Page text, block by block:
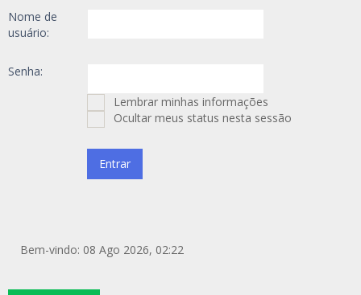
Nome de
usuário:
Senha:
Lembrar minhas informações
Ocultar meus status nesta sessão
Bem-vindo: 08 Ago 2026, 02:22